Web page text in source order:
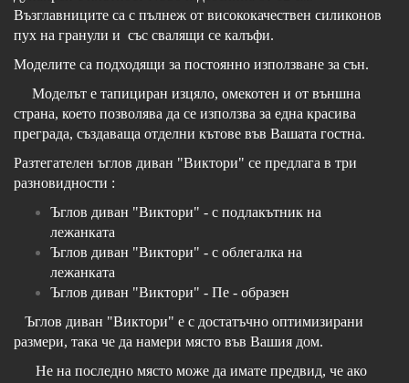
Възглавниците са с пълнеж от висококачествен силиконов
пух на гранули и със свалящи се калъфи.
Моделите са подходящи за постоянно използване за сън.
Моделът е тапициран изцяло, омекотен и от външна
страна, което позволява да се използва за една красива
преграда, създаваща отделни кътове във Вашата гостна.
Разтегателен ъглов диван "Виктори" се предлага в три
разновидности :
Ъглов диван "Виктори" - с подлакътник на
лежанката
Ъглов диван "Виктори" - с облегалка на
лежанката
Ъглов диван "Виктори" - Пе - образен
Ъглов диван "Виктори" е с достатъчно оптимизирани
размери, така че да намери място във Вашия дом.
Не на последно място може да имате предвид, че ако